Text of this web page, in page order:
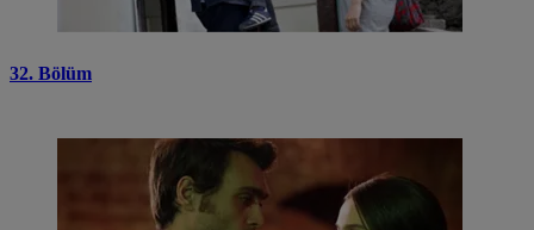
32. Bölüm